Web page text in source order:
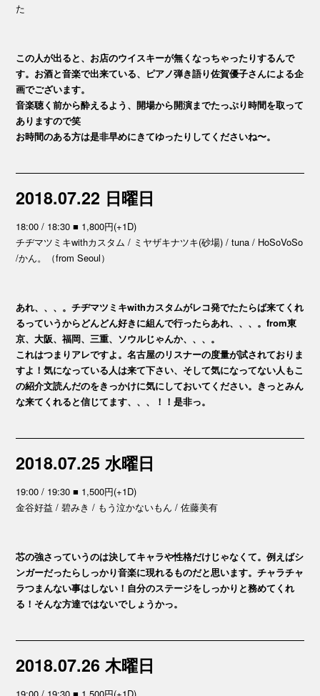
た
この人が出ると、お店のウイスキーが無くなっちゃったりするんで
す。お酒と音楽で出来ている、ピアノ弾き語り佐賀優子さんによる企
画でございます。
音楽聴く前から酔えるよう、開場から開演までたっぷり時間を取って
ありますので笑
お時間のある方は是非早めにきてゆったりしてくださいね〜。
2018.07.22 日曜日
18:00 / 18:30 ■ 1,800円(+1D)
チヂマツミキwithカスタム / ミヤザキナツキ(砂場) / tuna / HoSoVoSo
/かん。（from Seoul）
あれ、、、。チヂマツミキwithカスタムがレコ発でたたらば来てくれ
るっていうからどんどん好きに組んで行ったらあれ、、、。from東
京、大阪、福岡、三重、ソウルじゃんか、、、。
これはつまりアレですよ。名古屋のリスナーの度量が試されておりま
すよ！気になっている人は来て下さい、そして気になってない人もこ
の紹介文読んだのをきっかけに気にしておいてください。きっとみん
な来てくれると信じてます、、、！！是非っ。
2018.07.25 水曜日
19:00 / 19:30 ■ 1,500円(+1D)
金谷好益 / 碧みき / もう泣かないもん / 佐藤美有
芯の強さっていうのは決してキャラや性格だけじゃなくて。例えばシ
ンガーだったらしっかり音楽に現れるものだと思います。チャラチャ
ラつまんない事はしない！自分のステージをしっかりと務めてくれ
る！そんな方達ではないでしょうかっ。
2018.07.26 木曜日